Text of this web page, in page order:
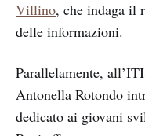
Villino, che indaga il
delle informazioni.
Parallelamente,
Antonella Rotondo
dedicato ai giovani